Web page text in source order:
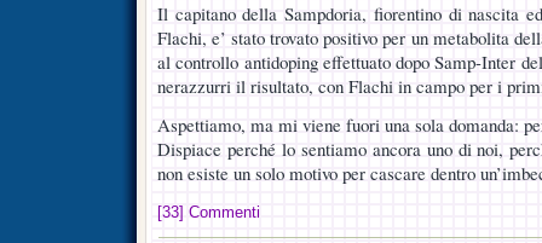
Il capitano della Sampdoria, fiorentino di nascita
Flachi, e’ stato trovato positivo per un metabolita
al controllo antidoping effettuato dopo Samp-Inter
nerazzurri il risultato, con Flachi in campo per i
Aspettiamo, ma mi viene fuori una sola domanda:
Dispiace perché lo sentiamo ancora uno di noi,
non esiste un solo motivo per cascare dentro
[33] Commenti